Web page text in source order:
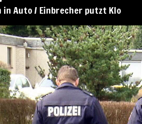
Auto / Einbrecher putzt Klo